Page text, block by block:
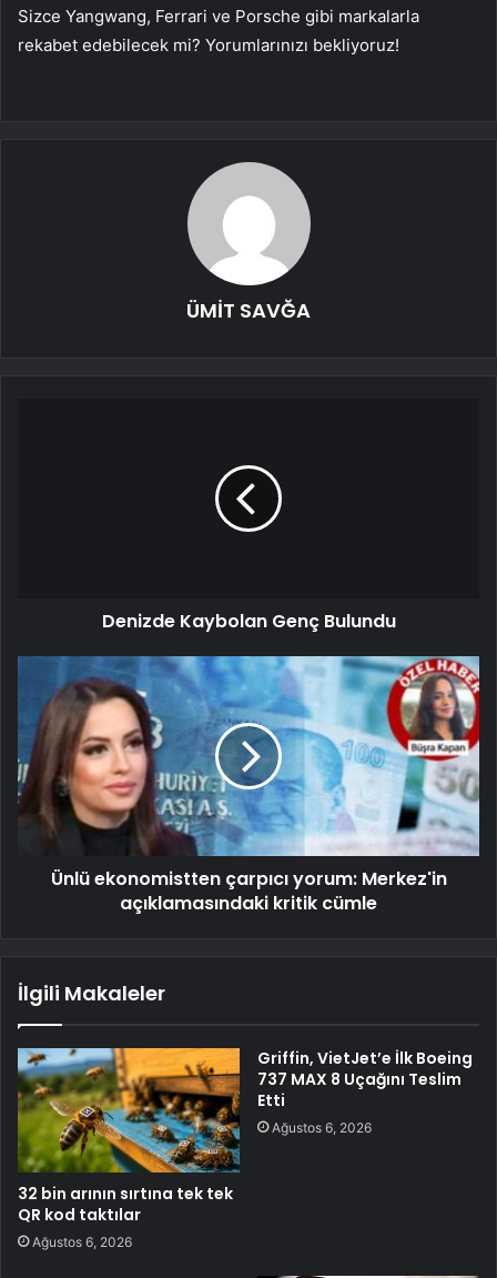
Sizce Yangwang, Ferrari ve Porsche gibi markalarla
rekabet edebilecek mi? Yorumlarınızı bekliyoruz!
ÜMİT SAVĞA
Denizde Kaybolan Genç Bulundu
Ünlü ekonomistten çarpıcı yorum: Merkez'in
açıklamasındaki kritik cümle
İlgili Makaleler
32 bin arının sırtına tek tek
QR kod taktılar
Ağustos 6, 2026
Griffin, VietJet’e İlk Boeing
737 MAX 8 Uçağını Teslim
Etti
Ağustos 6, 2026